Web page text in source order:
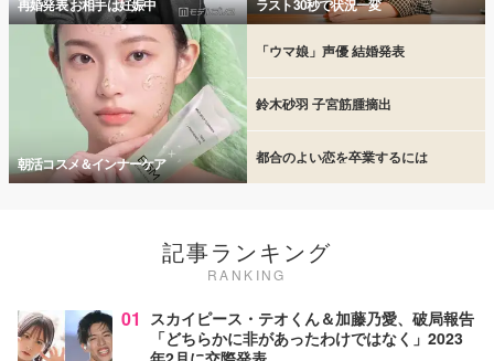
再婚発表 お相手は妊娠中 ラスト30秒で状況一変
朝活コスメ＆インナーケア
「ウマ娘」声優 結婚発表
鈴木砂羽 子宮筋腫摘出
都合のよい恋を卒業するには
記事ランキング
RANKING
01
スカイピース・テオくん＆加藤乃愛、破局報告
「どちらかに非があったわけではなく」2023